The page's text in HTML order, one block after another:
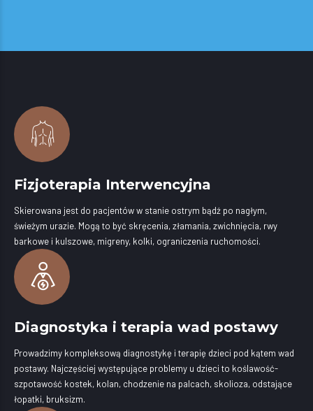
Fizjoterapia Interwencyjna
Skierowana jest do pacjentów w stanie ostrym bądź po nagłym,
świeżym urazie. Mogą to być skręcenia, złamania, zwichnięcia, rwy
barkowe i kulszowe, migreny, kolki, ograniczenia ruchomości.
Diagnostyka i terapia wad postawy
Prowadzimy kompleksową diagnostykę i terapię dzieci pod kątem wad
postawy. Najczęściej występujące problemy u dzieci to koślawość-
szpotawość kostek, kolan, chodzenie na palcach, skolioza, odstające
łopatki, bruksizm.